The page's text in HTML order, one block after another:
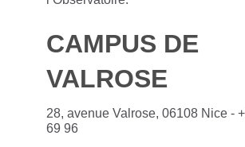
CAMPUS DE
VALROSE
28, avenue Valrose, 06108 Nice -
69 96